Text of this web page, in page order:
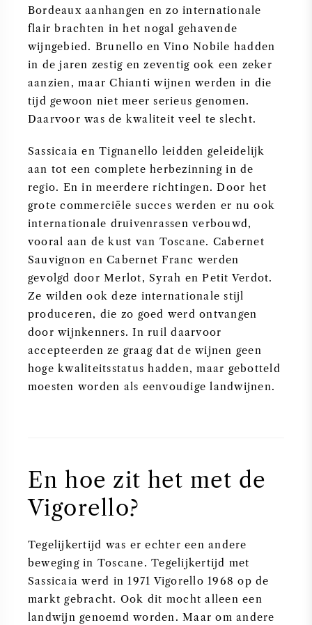
Bordeaux aanhangen en zo internationale
flair brachten in het nogal gehavende
wijngebied. Brunello en Vino Nobile hadden
in de jaren zestig en zeventig ook een zeker
aanzien, maar Chianti wijnen werden in die
tijd gewoon niet meer serieus genomen.
Daarvoor was de kwaliteit veel te slecht.
Sassicaia en Tignanello leidden geleidelijk
aan tot een complete herbezinning in de
regio. En in meerdere richtingen. Door het
grote commerciële succes werden er nu ook
internationale druivenrassen verbouwd,
vooral aan de kust van Toscane. Cabernet
Sauvignon en Cabernet Franc werden
gevolgd door Merlot, Syrah en Petit Verdot.
Ze wilden ook deze internationale stijl
produceren, die zo goed werd ontvangen
door wijnkenners. In ruil daarvoor
accepteerden ze graag dat de wijnen geen
hoge kwaliteitsstatus hadden, maar gebotteld
moesten worden als eenvoudige landwijnen.
En hoe zit het met de
Vigorello?
Tegelijkertijd was er echter een andere
beweging in Toscane. Tegelijkertijd met
Sassicaia werd in 1971 Vigorello 1968 op de
markt gebracht. Ook dit mocht alleen een
landwijn genoemd worden. Maar om andere